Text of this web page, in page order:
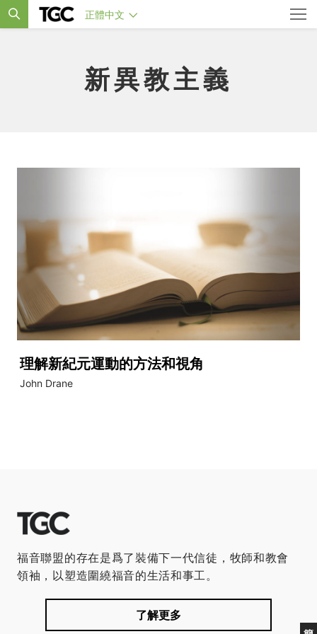
正體中文
新異教主義
理解新紀元運動的方法和視角
John Drane
福音聯盟的存在是爲了裝備下一代信徒，牧師和教會
領袖，以塑造圍繞福音的生活和事工。
了解更多